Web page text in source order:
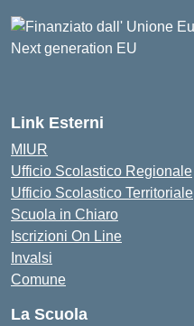
Link Esterni
MIUR
Ufficio Scolastico Regionale
Ufficio Scolastico Territoriale
Scuola in Chiaro
Iscrizioni On Line
Invalsi
Comune
La Scuola